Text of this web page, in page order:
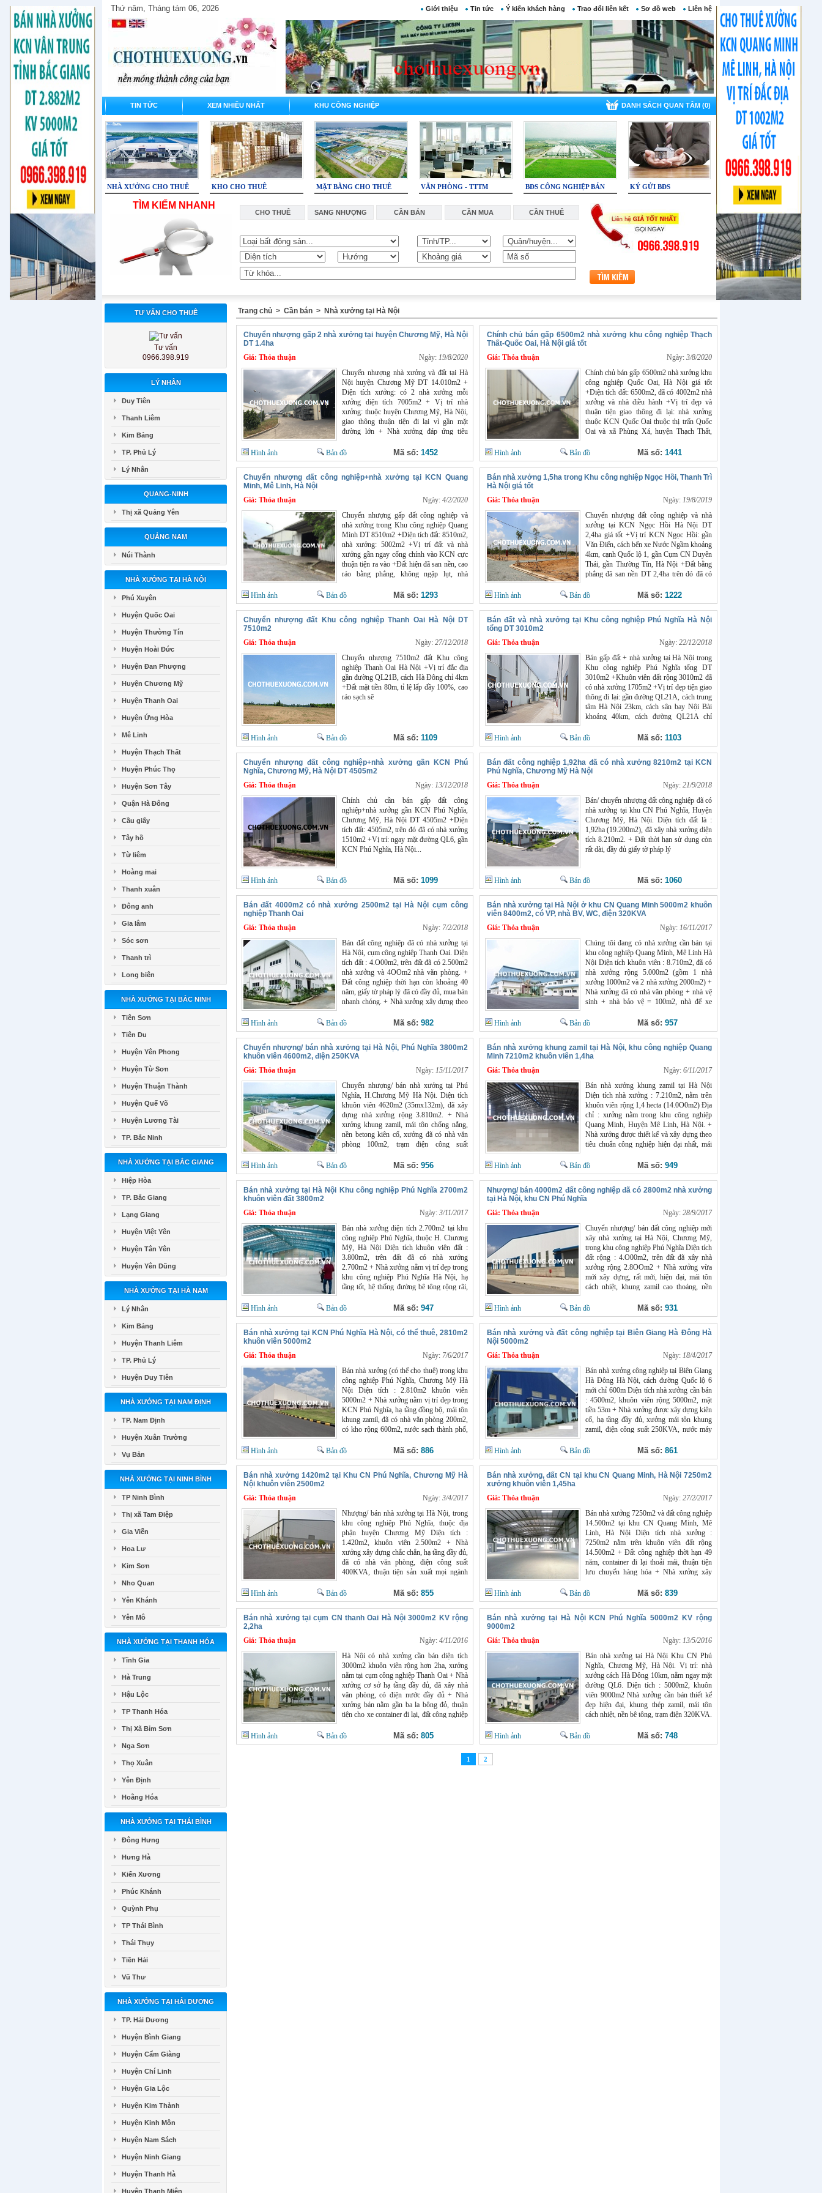
Thứ năm, Tháng tám 06, 2026 Giới thiệu Tin tức Ý kiến khách hàng Trao đổi liên kết Sơ đồ web Liên hệ
TIN TỨC XEM NHIỀU NHẤT KHU CÔNG NGHIỆP DANH SÁCH QUAN TÂM (0)
NHÀ XƯỞNG CHO THUÊ KHO CHO THUÊ MẶT BẰNG CHO THUÊ VĂN PHÒNG - TTTM BĐS CÔNG NGHIỆP BÁN KÝ GỬI BĐS
TÌM KIẾM NHANH
CHO THUÊ SANG NHƯỢNG CẦN BÁN CẦN MUA CẦN THUÊ
TƯ VẤN CHO THUÊ
Tư vấn
0966.398.919
LÝ NHÂN
Duy Tiên
Thanh Liêm
Kim Bảng
TP. Phủ Lý
Lý Nhân
QUANG-NINH
Thị xã Quảng Yên
QUẢNG NAM
Núi Thành
NHÀ XƯỞNG TẠI HÀ NỘI
Phú Xuyên
Huyện Quốc Oai
Huyện Thường Tín
Huyện Hoài Đức
Huyện Đan Phượng
Huyện Chương Mỹ
Huyện Thanh Oai
Huyện Ứng Hòa
Mê Linh
Huyện Thạch Thất
Huyện Phúc Thọ
Huyện Sơn Tây
Quận Hà Đông
Cầu giấy
Tây hồ
Từ liêm
Hoàng mai
Thanh xuân
Đông anh
Gia lâm
Sóc sơn
Thanh trì
Long biên
NHÀ XƯỞNG TẠI BẮC NINH
Tiên Sơn
Tiên Du
Huyện Yên Phong
Huyện Từ Sơn
Huyện Thuận Thành
Huyện Quế Võ
Huyện Lương Tài
TP. Bắc Ninh
NHÀ XƯỞNG TẠI BẮC GIANG
Hiệp Hòa
TP. Bắc Giang
Lạng Giang
Huyện Việt Yên
Huyện Tân Yên
Huyện Yên Dũng
NHÀ XƯỞNG TẠI HÀ NAM
Lý Nhân
Kim Bảng
Huyện Thanh Liêm
TP. Phủ Lý
Huyện Duy Tiên
NHÀ XƯỞNG TẠI NAM ĐỊNH
TP. Nam Định
Huyện Xuân Trường
Vụ Bản
NHÀ XƯỞNG TẠI NINH BÌNH
TP Ninh Bình
Thị xã Tam Điệp
Gia Viễn
Hoa Lư
Kim Sơn
Nho Quan
Yên Khánh
Yên Mô
NHÀ XƯỞNG TẠI THANH HÓA
Tĩnh Gia
Hà Trung
Hậu Lộc
TP Thanh Hóa
Thị Xã Bỉm Sơn
Nga Sơn
Thọ Xuân
Yên Định
Hoằng Hóa
NHÀ XƯỞNG TẠI THÁI BÌNH
Đông Hưng
Hưng Hà
Kiến Xương
Phúc Khánh
Quỳnh Phụ
TP Thái Bình
Thái Thụy
Tiền Hải
Vũ Thư
NHÀ XƯỞNG TẠI HẢI DƯƠNG
TP. Hải Dương
Huyện Bình Giang
Huyện Cẩm Giàng
Huyện Chí Linh
Huyện Gia Lộc
Huyện Kim Thành
Huyện Kinh Môn
Huyện Nam Sách
Huyện Ninh Giang
Huyện Thanh Hà
Huyện Thanh Miện
Trang chủ > Cần bán > Nhà xưởng tại Hà Nội
Chuyển nhượng gấp 2 nhà xưởng tại huyện Chương Mỹ, Hà Nội
DT 1.4ha
Giá: Thỏa thuận Ngày: 19/8/2020
Chuyển nhượng nhà xưởng và đất tại Hà
Nội huyện Chương Mỹ DT 14.010m2 +
Diện tích xưởng: có 2 nhà xưởng mỗi
xưởng diện tích 7005m2 + Vị trí nhà
xưởng: thuộc huyện Chương Mỹ, Hà Nội,
giao thông thuận tiện đi lại vì gần mặt
đường lớn + Nhà xưởng đáp ứng tiêu
máy sạch, PCCC đầy đủ, khách vào sử
dụng sản xuất ngay + Đất thời hạn sử dụng
còn đến năm 2054, được cấp phép xây
dựng kho xưởng sản xuất đa ngành nghề +
Hình ảnh Bản đồ Mã số: 1452
Chính chủ bán gấp 6500m2 nhà xưởng khu công nghiệp Thạch
Thất-Quốc Oai, Hà Nội giá tốt
Giá: Thỏa thuận Ngày: 3/8/2020
Chính chủ bán gấp 6500m2 nhà xưởng khu
công nghiệp Quốc Oai, Hà Nội giá tốt
+Diện tích đất: 6500m2, đã có 4002m2 nhà
xưởng và nhà điều hành +Vị trí đẹp và
thuận tiện giao thông đi lại: nhà xưởng
thuộc KCN Quốc Oai thuộc thị trấn Quốc
Oai và xã Phùng Xá, huyện Thạch Thất,
khoảng 17km, cách sân bay quốc tế Nội
Bài 30km, cách Cảng Hải Phòng 130km,
cách Cảng nước sâu Quảng Ninh - Cái Lân
150km +Khuôn viên rộng thoáng, nhà
khung thép zamil, nền be tông chịu lực, phù
hợp nhiều ngành nghề sản xuất
Hình ảnh Bản đồ Mã số: 1441
Chuyển nhượng đất công nghiệp+nhà xưởng tại KCN Quang
Minh, Mê Linh, Hà Nội
Giá: Thỏa thuận Ngày: 4/2/2020
Chuyển nhượng gấp đất công nghiệp và
nhà xưởng trong Khu công nghiệp Quang
Minh DT 8510m2 +Diện tích đất: 8510m2,
nhà xưởng: 5002m2 +Vị trí đất và nhà
xưởng gần ngay cổng chính vào KCN cực
thuận tiện ra vào +Đất hiện đã san nền, cao
ráo bằng phẳng, không ngập lụt, nhà
nước đầy đủ: sẵn có trạm điện công suất
380KVA, nước máy sạch; có nhà để xe,
nhà văn phòng rộng +Phù hợp với nhiều
ngành nghề sản xuất khác nhau
Hình ảnh Bản đồ Mã số: 1293
Bán nhà xưởng 1,5ha trong Khu công nghiệp Ngọc Hồi, Thanh Trì
Hà Nội giá tốt
Giá: Thỏa thuận Ngày: 19/8/2019
Chuyển nhượng đất công nghiệp và nhà
xưởng tại KCN Ngọc Hồi Hà Nội DT
2,4ha giá tốt +Vị trí KCN Ngọc Hồi: gần
Văn Điển, cách bến xe Nước Ngầm khoảng
4km, cạnh Quốc lộ 1, gần Cụm CN Duyên
Thái, gần Thường Tín, Hà Nội +Đất bằng
phẳng đã san nền DT 2,4ha trên đó đã có
Hình ảnh
Bản đồ Mã số: 1222
Chuyển nhượng đất Khu công nghiệp Thanh Oai Hà Nội DT
7510m2
Giá: Thỏa thuận Ngày: 27/12/2018
Chuyển nhượng 7510m2 đất Khu công
nghiệp Thanh Oai Hà Nội +Vị trí đắc địa
gần đường QL21B, cách Hà Đông chỉ 4km
+Đất mặt tiền 80m, tỉ lệ lấp đầy 100%, cao
ráo sạch sẽ
Hình ảnh Bản đồ Mã số: 1109
Bán đất và nhà xưởng tại Khu công nghiệp Phú Nghĩa Hà Nội
tổng DT 3010m2
Giá: Thỏa thuận Ngày: 22/12/2018
Bán gấp đất + nhà xưởng tại Hà Nội trong
Khu công nghiệp Phú Nghĩa tổng DT
3010m2 +Khuôn viên đất rộng 3010m2 đã
có nhà xưởng 1705m2 +Vị trí đẹp tiện giao
thông đi lại: gần đường QL21A, cách trung
tâm Hà Nội 23km, cách sân bay Nội Bài
khoảng 40km, cách đường QL21A chỉ
Hình ảnh
Bản đồ Mã số: 1103
Chuyển nhượng đất công nghiệp+nhà xưởng gần KCN Phú
Nghĩa, Chương Mỹ, Hà Nội DT 4505m2
Giá: Thỏa thuận Ngày: 13/12/2018
Chính chủ cần bán gấp đất công
nghiệp+nhà xưởng gần KCN Phú Nghĩa,
Chương Mỹ, Hà Nội DT 4505m2 +Diện
tích đất: 4505m2, trên đó đã có nhà xưởng
1510m2 +Vị trí: ngay mặt đường QL6, gần
KCN Phú Nghĩa, Hà Nội...
Hình ảnh Bản đồ Mã số: 1099
Bán đất công nghiệp 1,92ha đã có nhà xưởng 8210m2 tại KCN
Phú Nghĩa, Chương Mỹ Hà Nội
Giá: Thỏa thuận Ngày: 21/9/2018
Bán/ chuyển nhượng đất công nghiệp đã có
nhà xưởng tại khu CN Phú Nghĩa, Huyện
Chương Mỹ, Hà Nội. Diện tích đất là :
1,92ha (19.200m2), đã xây nhà xưởng diện
tích 8.210m2. + Đất thời hạn sử dụng còn
rất dài, đầy đủ giấy tờ pháp lý
Hình ảnh Bản đồ Mã số: 1060
Bán đất 4000m2 có nhà xưởng 2500m2 tại Hà Nội cụm công
nghiệp Thanh Oai
Giá: Thỏa thuận Ngày: 7/2/2018
Bán đất công nghiệp đã có nhà xưởng tại
Hà Nội, cụm công nghiệp Thanh Oai. Diện
tích đất : 4.O00m2, trên đất đã có 2.500m2
nhà xưởng và 4OOm2 nhà văn phòng. +
Đất công nghiệp thời hạn còn khoảng 40
năm, giấy tờ pháp lý đã có đầy đủ, mua bán
nhanh chóng. + Nhà xưởng xây dựng theo
bằng zamil chắc chắn, mái tôn chống nóng,
nền bê tông, đã lắp trạm điện công suất
56KVA. + Đất nằm tại cụm công nghiệp
Thanh Oai Hà Nội nên giao thông thuận
tiện, container đi lại tốt, an ninh đảm bảo,
khu vực dễ tuyển lao động. Giá bán nhà
xưởng Hà Nội : 17,9 tỷ đồng. Quý khách
cần tư vấn và xem xưởng xin liên hệ : Mr
Chính 0966398919. Website :
chothuexuong.com.vn
Hình ảnh Bản đồ Mã số: 982
Bán nhà xưởng tại Hà Nội ở khu CN Quang Minh 5000m2 khuôn
viên 8400m2, có VP, nhà BV, WC, điện 320KVA
Giá: Thỏa thuận Ngày: 16/11/2017
Chúng tôi đang có nhà xưởng cần bán tại
khu công nghiệp Quang Minh, Mê Linh Hà
Nội Diện tích khuôn viên : 8.710m2, đã có
nhà xưởng rộng 5.000m2 (gồm 1 nhà
xưởng 1000m2 và 2 nhà xưởng 2000m2) +
Nhà xưởng đã có nhà văn phòng + nhà vệ
sinh + nhà bảo vệ = 100m2, nhà để xe
sx mọi ngành nghề. + Nhà xưởng nằm ở
trung tâm khu công nghiệp Quang Minh
Hà Nội, 3 mặt thoáng, khuôn viên rộng,
container đi lại thoải mái + Khu công
nghiệp tập trung nhiều lao động được đào
tạo bài bản, dễ tuyển dụng, an ninh tốt. +
Đất công nghiệp đầy đủ giấy tờ pháp lý, thủ
tục mua bán nhanh gọn. Giá bán nhà xưởng
tại Hà Nội : 27 tỷ. Vui lòng liên hệ để biết
thêm chi tiết : Mr Chính 0966398919
Website : chothuexuong.com.vn
Hình ảnh Bản đồ Mã số: 957
Chuyển nhượng/ bán nhà xưởng tại Hà Nội, Phú Nghĩa 3800m2
khuôn viên 4600m2, điện 250KVA
Giá: Thỏa thuận Ngày: 15/11/2017
Chuyển nhượng/ bán nhà xưởng tại Phú
Nghĩa, H.Chương Mỹ Hà Nội. Diện tích
khuôn viên 4620m2 (35mx132m), đã xây
dựng nhà xưởng rộng 3.810m2. + Nhà
xưởng khung zamil, mái tôn chống nắng,
nền betong kiên cố, xưởng đã có nhà văn
phòng 100m2, trạm điện công suất
Nhà xưởng nằm vị trí đắc địa, gần trục
đường QL6, giao thông thuận tiện,
container vào tận xưởng. + Đất công
nghiệp sổ đỏ còn 42 năm, cuối kỳ sẽ tự
Thuận tiện sản xuất tất cả các loại mặt hàng.
Giá bán nhà xưởng tại Hà Nội : 3,3
triệu/m2 Quý khách có nhu cầu xem xưởng
xin LH : Mr Chính 0966398919 Website :
chothuexuong.com.vn
Hình ảnh Bản đồ Mã số: 956
Bán nhà xưởng khung zamil tại Hà Nội, khu công nghiệp Quang
Minh 7210m2 khuôn viên 1,4ha
Giá: Thỏa thuận Ngày: 6/11/2017
Bán nhà xưởng khung zamil tại Hà Nội
Diện tích nhà xưởng : 7.210m2, nằm trên
khuôn viên rộng 1,4 hecta (14.0O0m2) Địa
chỉ : xưởng nằm trong khu công nghiệp
Quang Minh, Huyện Mê Linh, Hà Nội. +
Nhà xưởng được thiết kế và xây dựng theo
tiêu chuẩn công nghiệp hiện đại nhất, mái
chắn, thích hợp cho tất cả ngành nghề sản
xuất kinh doanh. + Nhà xưởng cần bán
nằm trong KCN Quang Minh Hà Nội nên
có điện nước đầy đủ, hạ tầng tốt, đường
rộng xe tải xe container đi lại thoải mái. +
Khu công nghiệp tập trung nhiều lao động
tay nghề cao, an ninh rất tốt, giấy tờ đầy đủ,
vào sản xuất được ngay. Giá bán nhà
xưởng ở tại Hà Nội : 100 usd/m2 cộng giá
trị nhà xưởng và hạ tầng Quý khách xem
xưởng xin liên hệ : Mr Chính 0966398919
Website : chothuexuong.com.vn
Hình ảnh Bản đồ Mã số: 949
Bán nhà xưởng tại Hà Nội Khu công nghiệp Phú Nghĩa 2700m2
khuôn viên đất 3800m2
Giá: Thỏa thuận Ngày: 3/11/2017
Bán nhà xưởng diện tích 2.700m2 tại khu
công nghiệp Phú Nghĩa, thuộc H. Chương
Mỹ, Hà Nội Diện tích khuôn viên đất :
3.800m2, trên đất đã có nhà xưởng
2.700m2 + Nhà xưởng nằm vị trí đẹp trong
khu công nghiệp Phú Nghĩa Hà Nội, hạ
tầng tốt, hệ thống đường bê tông rộng rãi,
dựng theo đúng tiêu chuẩn công nghiệp
như mái tôn, khung zamil kiên cố, đáp ứng
mọi nhu cầu sản xuất kinh doanh + KCN
có đầy đủ điện nước, an ninh tốt, lao động
ngay Giá bán nhà xưởng tại Hà Nội : 2,5
triệu/m2 cộng giá trị nhà xưởng. Mọi thắc
mắc xin liên hệ : Mr Chính 0966398919
Website : chothuexuong.com.vn
Hình ảnh Bản đồ Mã số: 947
Nhượng/ bán 4000m2 đất công nghiệp đã có 2800m2 nhà xưởng
tại Hà Nội, khu CN Phú Nghĩa
Giá: Thỏa thuận Ngày: 28/9/2017
Chuyển nhượng/ bán đất công nghiệp mới
xây nhà xưởng tại Hà Nội, Chương Mỹ,
trong khu công nghiệp Phú Nghĩa Diện tích
đất rộng : 4.O00m2, trên đất đã xây nhà
xưởng rộng 2.8OOm2 + Nhà xưởng vừa
mới xây dựng, rất mới, hiện đại, mái tôn
cách nhiệt, khung zamil cao thoáng, nền
ngành nghề sản xuất + Nhà xưởng có
khuôn viên rộng, container đi lại thoải mái,
hạ tầng tốt, đầy đủ tiện ích. + Khu công
nghiệp Phú Nghĩa là nơi tập trung nhiều lao
bán đất công nghiệp và nhà xưởng tại Hà
Nội : 13,5 tỷ Vui lòng liên hệ : Nguyễn
Chính 0966398919 để biết thêm chi tiết
Website : chothuexuong.com.vn
Hình ảnh Bản đồ Mã số: 931
Bán nhà xưởng tại KCN Phú Nghĩa Hà Nội, có thể thuê, 2810m2
khuôn viên 5000m2
Giá: Thỏa thuận Ngày: 7/6/2017
Bán nhà xưởng (có thể cho thuê) trong khu
công nghiệp Phú Nghĩa, Chương Mỹ Hà
Nội Diện tích : 2.810m2 khuôn viên
5000m2 + Nhà xưởng nằm vị trí đẹp trong
KCN Phú Nghĩa, hạ tầng đồng bộ, mái tôn
khung zamil, đã có nhà văn phòng 200m2,
có kho rộng 600m2, nước sạch thành phố,
ngành nghề + Khu công nghiệp Phú Nghĩa
Hà Nội có hệ thống đường bê tông rộng
rãi, container đi lại thoải mái + KCN tập
trung nhiều lao động tay nghề cao, an ninh
20 tỷ có thương lượng Giá cho thuê xưởng
: 40.000đ/m2/tháng Để biết thêm thông tin
xin LH : Mr Chính 0966398919 Website :
chothuexuong.com.vn
Hình ảnh Bản đồ Mã số: 886
Bán nhà xưởng và đất công nghiệp tại Biên Giang Hà Đông Hà
Nội 5000m2
Giá: Thỏa thuận Ngày: 18/4/2017
Bán nhà xưởng công nghiệp tại Biên Giang
Hà Đông Hà Nội, cách đường Quốc lộ 6
mới chỉ 600m Diện tích nhà xưởng cần bán
: 4500m2, khuôn viên rộng 5000m2, mặt
tiền 53m + Nhà xưởng được xây dựng kiên
cố, hạ tầng đầy đủ, xưởng mái tôn khung
zamil, điện công suất 250KVA, nước máy
to ra vào thoải mái, đất công nghiệp còn 40
năm. + Khu dân cư đông đúc, dễ dàng
tuyển dụng lao động, an ninh đảm bảo Giá
bán nhà xưởng Hà Nội và đất công nghiệp :
Mr Chính 0966398919 Website :
chothuexuong.com.vn
Hình ảnh Bản đồ Mã số: 861
Bán nhà xưởng 1420m2 tại Khu CN Phú Nghĩa, Chương Mỹ Hà
Nội khuôn viên 2500m2
Giá: Thỏa thuận Ngày: 3/4/2017
Nhượng/ bán nhà xưởng tại Hà Nội, trong
khu công nghiệp Phú Nghĩa, thuộc địa
phận huyện Chương Mỹ Diện tích :
1.420m2, khuôn viên 2.500m2 + Nhà
xưởng xây dựng chắc chắn, hạ tầng đầy đủ,
đã có nhà văn phòng, điện công suất
400KVA, thuận tiện sản xuất mọi ngành
vị trí đẹp, cách trung tâm Hà Nội 15km, có
hệ thống đường bê tông rộng rãi, container
đi lại thoải mái + An ninh tốt, có bảo vệ
vòng ngoài, khu vực nhiều lao động Giá
đủ Liên hệ : Mr Chính 0966398919
Website : chothuexuong.com.vn
Hình ảnh Bản đồ Mã số: 855
Bán nhà xưởng, đất CN tại khu CN Quang Minh, Hà Nội 7250m2
xưởng khuôn viên 1,45ha
Giá: Thỏa thuận Ngày: 27/2/2017
Bán nhà xưởng 7250m2 và đất công nghiệp
14.500m2 tại khu CN Quang Minh, Mê
Linh, Hà Nội Diện tích nhà xưởng :
7250m2 nằm trên khuôn viên đất rộng
14.500m2 + Đất công nghiệp thời hạn 49
năm, container đi lại thoải mái, thuận tiện
lưu chuyển hàng hóa + Nhà xưởng xây
chắn, điện sản xuất 560KVA, nước sạch ổn
định, sản xuất được ngay, thích hợp mọi
ngành nghề + Khu an ninh tốt, nhiều lao
động, vệ sinh sạch sẽ Giá bán : 120 đô/m2
0966398919 để được xem xưởng, đất công
nghiệp miễn phí Website :
chothuexuong.com.vn
Hình ảnh Bản đồ Mã số: 839
Bán nhà xưởng tại cụm CN thanh Oai Hà Nội 3000m2 KV rộng
2,2ha
Giá: Thỏa thuận Ngày: 4/11/2016
Hà Nội có nhà xưởng cần bán diện tích
3000m2 khuôn viên rộng hơn 2ha, xưởng
nằm tại cụm công nghiệp Thanh Oai + Nhà
xưởng cơ sở hạ tầng đầy đủ, đã xây nhà
văn phòng, có điện nước đầy đủ + Nhà
xưởng bán nằm gần ba la bông đỏ, thuận
tiện cho xe container đi lại, đất công nghiệp
nhà xưởng tại Hà Nội : 2,5 triệu/m2có
thương lượng Liên hệ : Mr Chính
0966398919 Công ty chúng tôi còn bán
nhà xưởng cũ tại Hà Nội và các tỉnh, vui
Hình ảnh Bản đồ Mã số: 805
Bán nhà xưởng tại Hà Nội KCN Phú Nghĩa 5000m2 KV rộng
9000m2
Giá: Thỏa thuận Ngày: 13/5/2016
Bán nhà xưởng tại Hà Nội Khu CN Phú
Nghĩa, Chương Mỹ, Hà Nội. Vị trí: nhà
xưởng cách Hà Đông 10km, nằm ngay mặt
đường QL6. Diện tích : 5000m2, khuôn
viên 9000m2 Nhà xưởng cần bán thiết kế
đẹp hiện đại, khung thép zamil, mái tôn
cách nhiệt, nền bê tông, trạm điện 320KVA.
dễ dàng tuyển dụng lao động, giao thông
thuận tiện container ra vào thoải mái. Giá
Hình ảnh Bản đồ Mã số: 748
1 2